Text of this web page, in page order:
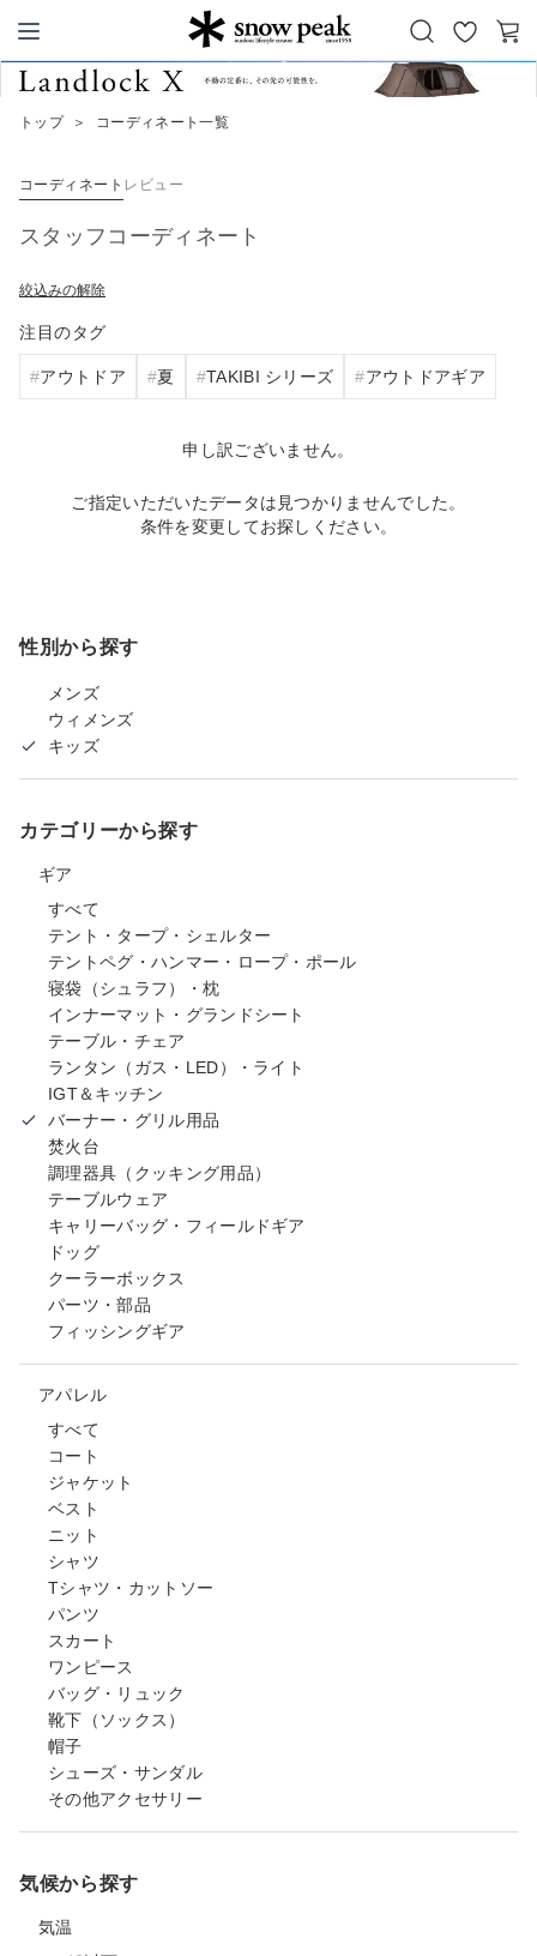
Snow Peak
お
気
カ
トップ ＞ コーディネート一覧
コーディネート レビュー
スタッフコーディネート
絞込みの解除
注目のタグ
アウトドア 夏 TAKIBI シリーズ アウトドアギア
申し訳ございません。
ご指定いただいたデータは見つかりませんでした。
条件を変更してお探しください。
性別から探す
メンズ
ウィメンズ
キッズ
カテゴリーから探す
ギア
すべて
テント・タープ・シェルター
テントペグ・ハンマー・ロープ・ポール
寝袋（シュラフ）・枕
インナーマット・グランドシート
テーブル・チェア
ランタン（ガス・LED）・ライト
IGT＆キッチン
バーナー・グリル用品
焚火台
調理器具（クッキング用品）
テーブルウェア
キャリーバッグ・フィールドギア
ドッグ
クーラーボックス
パーツ・部品
フィッシングギア
アパレル
すべて
コート
ジャケット
ベスト
ニット
シャツ
Tシャツ・カットソー
パンツ
スカート
ワンピース
バッグ・リュック
靴下（ソックス）
帽子
シューズ・サンダル
その他アクセサリー
気候から探す
気温